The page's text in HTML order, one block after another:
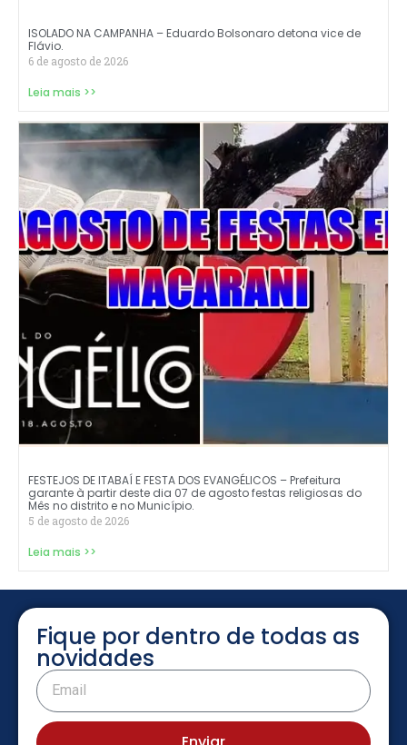
ISOLADO NA CAMPANHA – Eduardo Bolsonaro detona vice de
Flávio.
6 de agosto de 2026
Leia mais >>
FESTEJOS DE ITABAÍ E FESTA DOS EVANGÉLICOS – Prefeitura
garante à partir deste dia 07 de agosto festas religiosas do
Mês no distrito e no Município.
5 de agosto de 2026
Leia mais >>
Fique por dentro de todas as
novidades